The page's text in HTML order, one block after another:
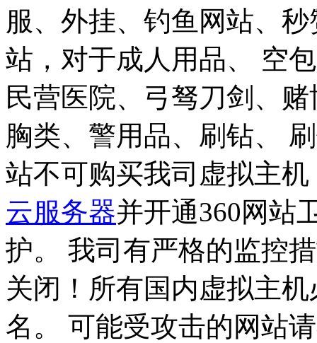
服、外挂、钓鱼网站、
站，对于成人用品、 空
民营医院、弓驽刀剑、
胸类、警用品、刷钻、
站不可购买我司虚拟主
云服务器并开通360网站
护。 我司有严格的监控
关闭！ 所有国内虚拟主
名。 可能受攻击的网站